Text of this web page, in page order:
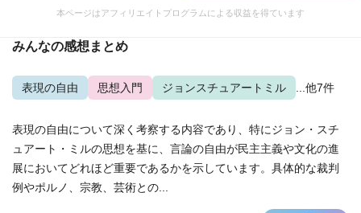
本ページはアフィリエイトプログラムによる収益を得ています
みんなの感想まとめ
表現の自由 思想入門 ジョンスチュアートミル ...他7件
表現の自由について深く考察する内容であり、特にジョン・スチ
ュアート・ミルの思想を基に、言論の自由が民主主義や文化の進
展においてどれほど重要であるかを示しています。具体的な裁判
例やポルノ、宗教、芸術との...